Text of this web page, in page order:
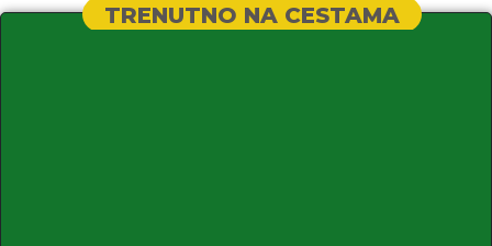
TRENUTNO NA CESTAMA